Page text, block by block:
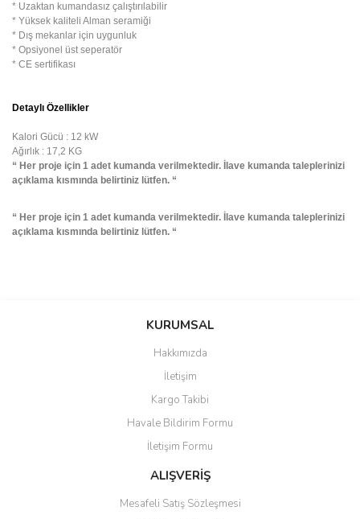
* Uzaktan kumandasız çalıştırılabilir
* Yüksek kaliteli Alman seramiği
* Dış mekanlar için uygunluk
* Opsiyonel üst seperatör
* CE sertifikası
Detaylı Özellikler
Kalori Gücü : 12 kW
Ağırlık : 17,2 KG
“ Her proje için 1 adet kumanda verilmektedir. İlave kumanda taleplerinizi
açıklama kısmında belirtiniz lütfen. “
“ Her proje için 1 adet kumanda verilmektedir. İlave kumanda taleplerinizi
açıklama kısmında belirtiniz lütfen. “
Bu ürüne ilk yorumu siz yapın!
Yorum Yaz
Ürün resmi kalitesiz, bozuk veya görüntülenemiyor.
Ürün açıklamasında eksik bilgiler bulunuyor.
Ürün bilgilerinde hatalar bulunuyor.
Ürün fiyatı diğer sitelerden daha pahalı.
Bu ürüne benzer farklı alternatifler olmalı.
KURUMSAL
Hakkımızda
İletişim
Kargo Takibi
Havale Bildirim Formu
İletişim Formu
ALIŞVERİŞ
Mesafeli Satış Sözleşmesi